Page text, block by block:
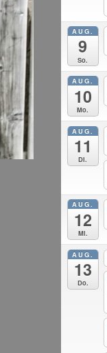
AUG.
9
So.
AUG.
10
Mo.
AUG.
11
Di.
AUG.
12
Mi.
AUG.
13
Do.